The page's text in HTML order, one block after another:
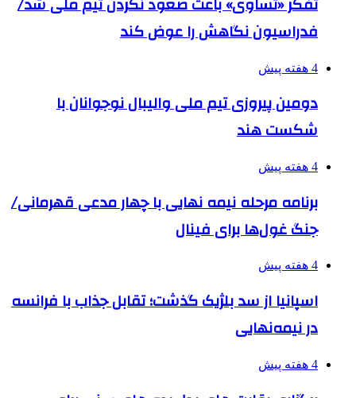
فدراسیون نگاهش را عوض کند
4 هفته پیش
دومین پیروزی تیم ملی والیبال نوجوانان با
شکست هند
4 هفته پیش
برنامه مرحله نیمه نهایی با چهار مدعی قهرمانی/
جنگ غول‌ها برای فینال
4 هفته پیش
اسپانیا از سد بلژیک گذشت؛ تقابل جذاب با فرانسه
در نیمه‌نهایی
4 هفته پیش